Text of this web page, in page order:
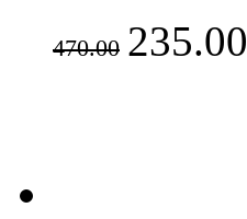
470.00 235.00